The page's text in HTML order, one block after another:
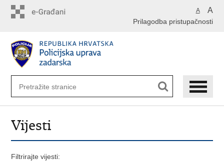
A A
Prilagodba pristupačnosti
Vijesti
Filtrirajte vijesti: